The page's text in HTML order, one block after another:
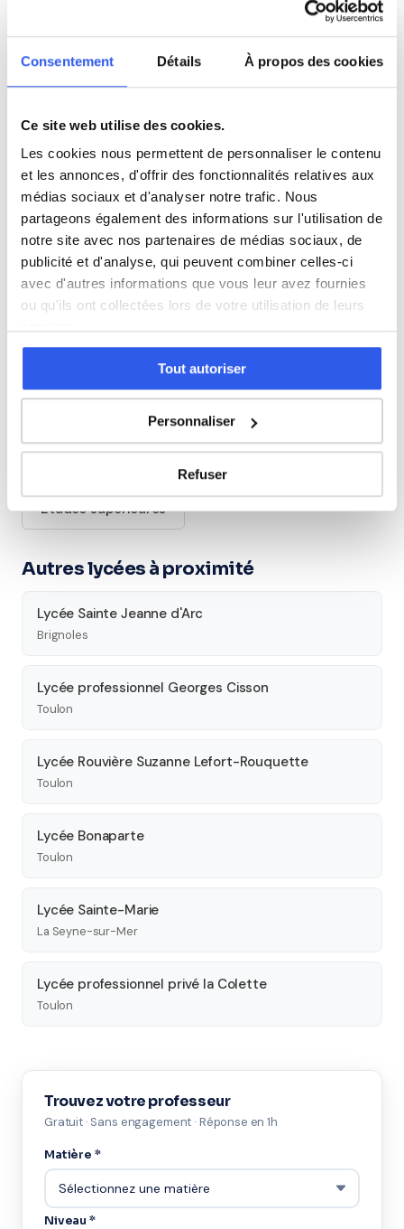
Consentement Détails À propos des cookies
Ce site web utilise des cookies.
Les cookies nous permettent de personnaliser le contenu
et les annonces, d'offrir des fonctionnalités relatives aux
médias sociaux et d'analyser notre trafic. Nous
partageons également des informations sur l'utilisation de
notre site avec nos partenaires de médias sociaux, de
publicité et d'analyse, qui peuvent combiner celles-ci
avec d'autres informations que vous leur avez fournies
ou qu'ils ont collectées lors de votre utilisation de leurs
Tout autoriser
Personnaliser
Refuser
SVT
Histoire
Économie
Espagnol
Cours par niveau
Première
Études supérieures
Autres lycées à proximité
Lycée Sainte Jeanne d'Arc
Brignoles
Lycée professionnel Georges Cisson
Toulon
Lycée Rouvière Suzanne Lefort-Rouquette
Toulon
Lycée Bonaparte
Toulon
Lycée Sainte-Marie
La Seyne-sur-Mer
Lycée professionnel privé la Colette
Toulon
Trouvez votre professeur
Gratuit · Sans engagement · Réponse en 1h
Matière *
Niveau *